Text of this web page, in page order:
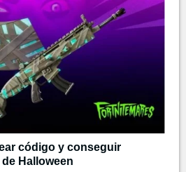
código y conseguir
Halloween